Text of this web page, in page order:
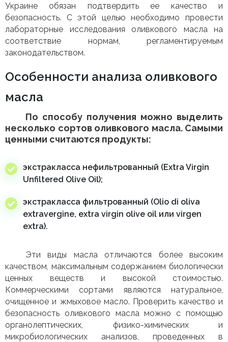
Украине обязан подтвердить ее качество и
безопасность. С этой целью необходимо провести
лабораторные исследования оливкового масла на
соответствие нормам, регламентируемым
законодательством.
Особенности анализа оливкового
масла
По способу получения можно выделить
несколько сортов оливкового масла. Самыми
ценными считаются продукты:
экстракласса нефильтрованный (Extra Virgin
Unfiltered Olive Oil);
экстракласса фильтрованный (Olio di oliva
extravergine, extra virgin olive oil или virgen
extra).
Эти виды масла отличаются более высоким
качеством, максимальным содержанием биологически
ценных веществ и высокой стоимостью.
Коммерческими сортами являются натуральное,
очищенное и жмыховое масло. Проверить качество и
безопасность оливкового масла можно с помощью
органолептических, физико-химических и
микробиологических анализов, проведенных в